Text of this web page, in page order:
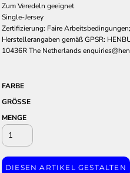
Zum Veredeln geeignet
Single-Jersey
Zertifizierung: Faire
Herstellerangaben gemäß GPSR:
10436R The Netherlands
FARBE
GRÖSSE
MENGE
DIESEN ARTIKEL GESTALTEN